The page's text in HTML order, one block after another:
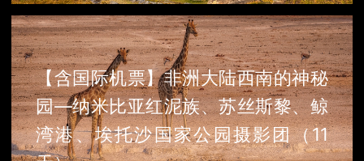
【含国际机票】非洲大陆西南的神秘
园—纳米比亚红泥族、苏丝斯黎、鲸
湾港、埃托沙国家公园摄影团（11